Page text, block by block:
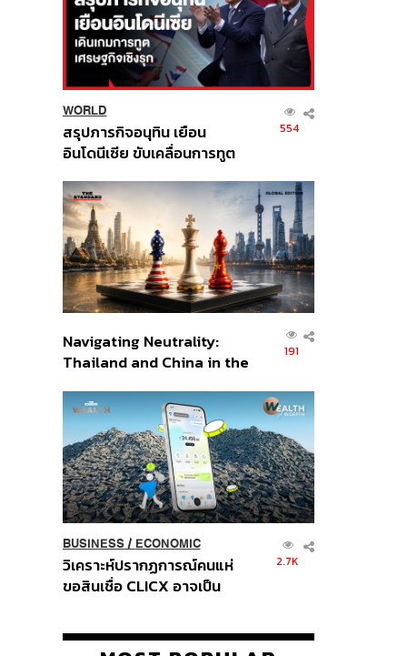
WORLD
สรุปภารกิจอนุทิน เยือน
อินโดนีเซีย ขับเคลื่อนการทูต
ส่วนยุทธศาสตร์ไทย –
อินโดนีเซีย
554
Navigating Neutrality:
Thailand and China in the
Order
191
BUSINESS/ ECONOMIC
วิเคราะห์ปรากฏการณ์คนแห่
ขอสินเชื่อ CLICX อาจเป็น
ปัญหาหนี้ครัวเรือนไทยที่ถูกซุก
2.7K